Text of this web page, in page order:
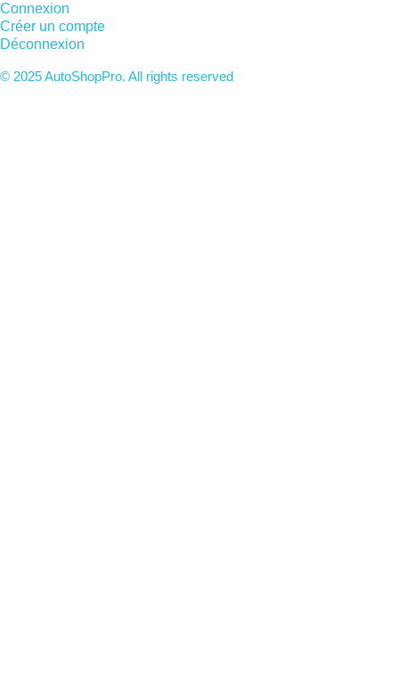
Connexion
Créer un compte
Déconnexion
© 2025 AutoShopPro. All rights reserved